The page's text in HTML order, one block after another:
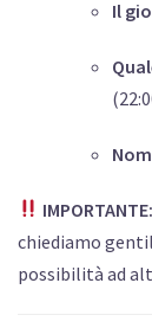
Il
IMPORTANTE:
chiediamo
possibilità ad